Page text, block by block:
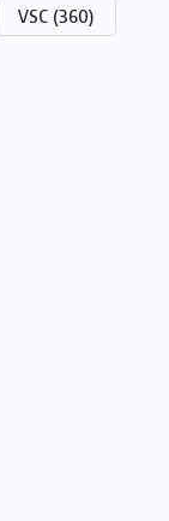
VSC (360)